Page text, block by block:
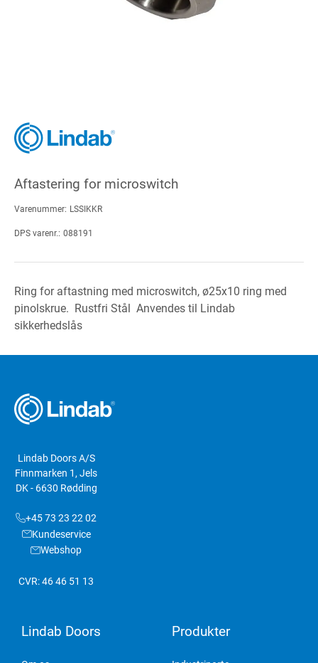
Aftastering for microswitch
Varenummer: LSSIKKR
DPS varenr.: 088191
Ring for aftastning med microswitch, ø25x10 ring med
pinolskrue. Rustfri Stål Anvendes til Lindab
sikkerhedslås
Lindab Doors A/S
Finnmarken 1, Jels
DK - 6630 Rødding
+45 73 23 22 02
Kundeservice
Webshop
CVR: 46 46 51 13
Lindab Doors Produkter